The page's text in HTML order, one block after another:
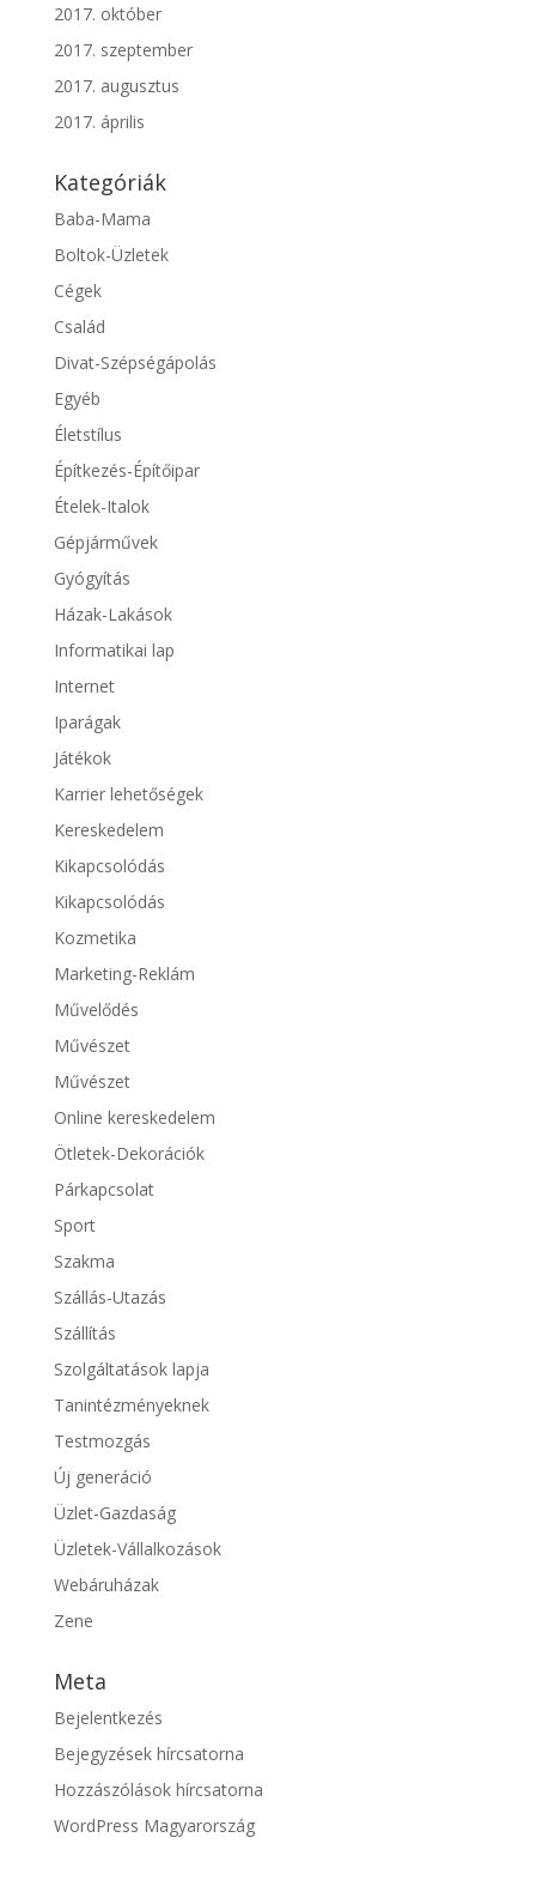
2017. október
2017. szeptember
2017. augusztus
2017. április
Kategóriák
Baba-Mama
Boltok-Üzletek
Cégek
Család
Divat-Szépségápolás
Egyéb
Életstílus
Építkezés-Építőipar
Ételek-Italok
Gépjárművek
Gyógyítás
Házak-Lakások
Informatikai lap
Internet
Iparágak
Játékok
Karrier lehetőségek
Kereskedelem
Kikapcsolódás
Kikapcsolódás
Kozmetika
Marketing-Reklám
Művelődés
Művészet
Művészet
Online kereskedelem
Ötletek-Dekorációk
Párkapcsolat
Sport
Szakma
Szállás-Utazás
Szállítás
Szolgáltatások lapja
Tanintézményeknek
Testmozgás
Új generáció
Üzlet-Gazdaság
Üzletek-Vállalkozások
Webáruházak
Zene
Meta
Bejelentkezés
Bejegyzések hírcsatorna
Hozzászólások hírcsatorna
WordPress Magyarország